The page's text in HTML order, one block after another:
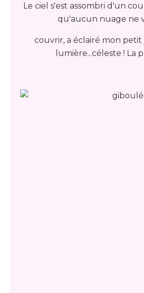
Le ciel s'est assombri d'un
qu'aucun nuage ne
couvrir, a éclairé mon
lumière...céleste ! La